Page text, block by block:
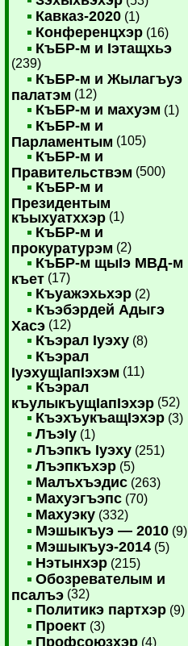
Кавказ-2020 (1)
Конференцхэр (16)
КъБР-м и Iэтащхьэ
(239)
КъБР-м и Жылагъуэ
палатэм (12)
КъБР-м и махуэм (1)
КъБР-м и
Парламентым (105)
КъБР-м и
Правительствэм (500)
КъБР-м и
Президентым
къыхуатххэр (1)
КъБР-м и
прокуратурэм (2)
КъБР-м щыIэ МВД-м
къет (17)
Къуажэхьхэр (2)
Къэбэрдей Адыгэ
Хасэ (12)
Къэрал Iуэху (8)
Къэрал
IуэхущIапIэхэм (11)
Къэрал
къулыкъущIапIэхэр (52)
КъэхъукъащIэхэр (3)
ЛъэIу (1)
Лъэпкъ Iуэху (251)
Лъэпкъхэр (5)
Малъхъэдис (263)
Махуэгъэпс (70)
Махуэку (332)
Мэшыкъуэ — 2010 (9)
Мэшыкъуэ-2014 (5)
Нэтынхэр (215)
Обозревателым и
псалъэ (32)
Политикэ партхэр (9)
Проект (3)
Профсоюзхэр (4)